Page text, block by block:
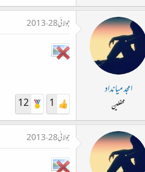
امجد میانداد
محفلین
جولائی 28، 2013
1
12
جولائی 28، 2013